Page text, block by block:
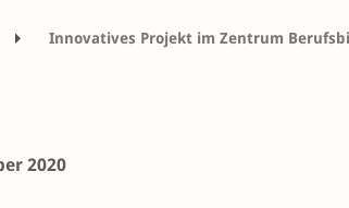
Innovatives Projekt im Zentrum
2020